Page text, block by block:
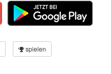
spielen